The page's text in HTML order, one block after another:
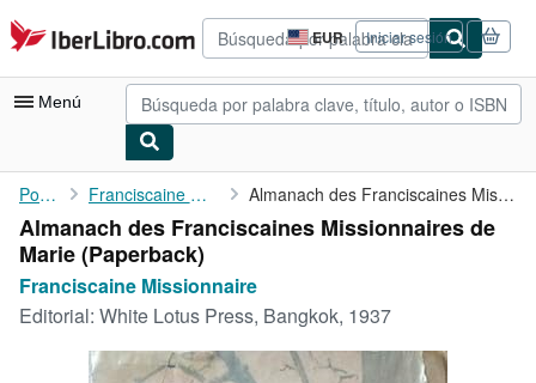
Pasar al contenido principal
IberLibro.com EUR
Preferencias
de
compra
del
Iniciar sesión
Menú
Mi cuenta
Consultar mis pedidos
Búsqueda avanzada
Colecciones
Libros antiguos
Portada Franciscaine Missionnaire Almanach des Franciscaines Missionnaires de Marie
Almanach des Franciscaines Missionnaires de
Marie (Paperback)
Franciscaine Missionnaire
Editorial: White Lotus Press, Bangkok, 1937